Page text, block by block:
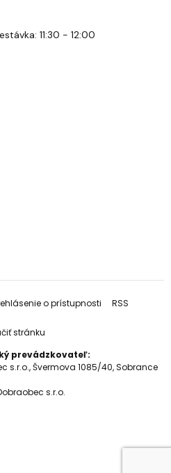
11:30 - 12:00
o prístupnosti RSS
stránku
prevádzkovateľ:
s.r.o., Švermova 1085/40, Sobrance
s.r.o.